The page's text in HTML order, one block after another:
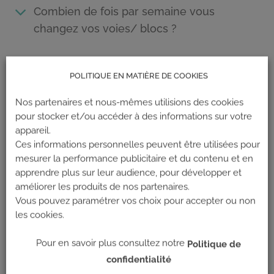
Combien de fois par semaine vous
changez vos voies/ blocs ?
Abonnements & abonnés
Comment résilier mon abonnement ?
J'ai un abonnement à prélèvement
mensuel mais j'ai changé de carte
bancaire , ou ma CB a périmé.
Comment dois je procéder pour
changer de moyen de paiement?
(Happy Hour à tout horaire ou vice
versa). Comment dois-je procéder?
POLITIQUE EN MATIÈRE DE COOKIES
Nos partenaires et nous-mêmes utilisions des cookies
pour stocker et/ou accéder à des informations sur votre
appareil.
Ces informations personnelles peuvent être utilisées pour
mesurer la performance publicitaire et du contenu et en
apprendre plus sur leur audience, pour développer et
améliorer les produits de nos partenaires.
Vous pouvez paramétrer vos choix pour accepter ou non
les cookies.
Pour en savoir plus consultez notre Politique de
confidentialité